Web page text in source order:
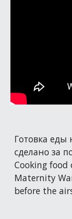
Готовка еды
сделано за
Cooking
Maternity
before the